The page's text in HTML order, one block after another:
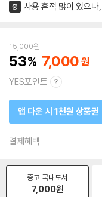
중 사용 흔적 많이 있으나
15,000원
53 7,000
YES포인트
앱 다운 시 1천원 상품권
결제혜택
중고 국내도서
7,000원